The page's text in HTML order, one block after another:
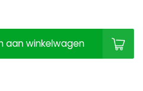
aan winkelwagen